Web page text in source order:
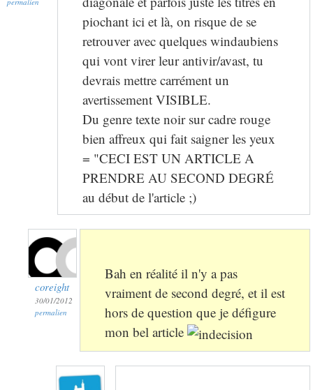
piochant ici et là, on risque de se
retrouver avec quelques windaubiens
qui vont virer leur antivir/avast, tu
devrais mettre carrément un
avertissement VISIBLE.
Du genre texte noir sur cadre rouge
bien affreux qui fait saigner les yeux
= "CECI EST UN ARTICLE A
PRENDRE AU SECOND DEGRÉ
au début de l'article ;)
coreight
30/01/2012
permalien
Bah en réalité il n'y a pas
vraiment de second degré, et il est
hors de question que je défigure
mon bel article